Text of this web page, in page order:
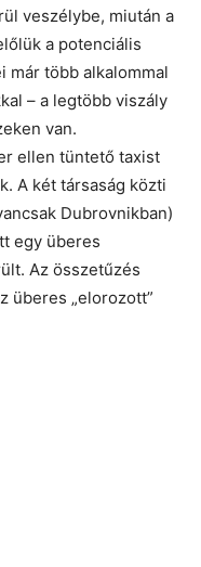
veszélybe, miután a
a potenciális
már több alkalommal
– a legtöbb viszály
van.
ellen tüntető taxist
A két társaság közti
Dubrovnikban)
egy überes
Az összetűzés
überes „elorozott”